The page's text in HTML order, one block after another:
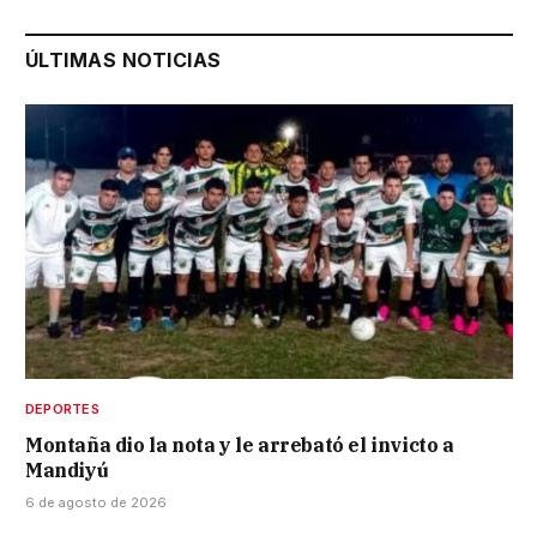
ÚLTIMAS NOTICIAS
DEPORTES
Montaña dio la nota y le arrebató el invicto a
Mandiyú
6 de agosto de 2026